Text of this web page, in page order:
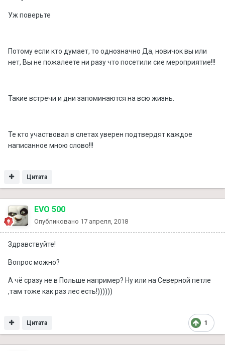
Уж поверьте
Потому если кто думает, то однозначно Да, новичок вы или
нет, Вы не пожалеете ни разу что посетили сие мероприятие!!!
Такие встречи и дни запоминаются на всю жизнь.
Те кто участвовал в слетах уверен подтвердят каждое
написанное мною слово!!!
Цитата
EVO 500
Опубликовано 17 апреля, 2018
Здравствуйте!
Вопрос можно?
А чё сразу не в Польше например? Ну или на Северной петле
,там тоже как раз лес есть!))))))
1
Цитата